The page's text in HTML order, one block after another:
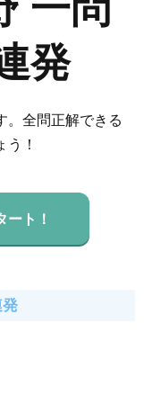
発
。全問正解できる
う！
ート！
発